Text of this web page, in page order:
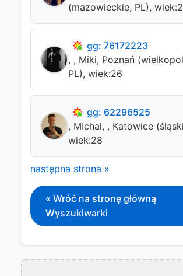
(mazowieckie, PL),
gg: 76172223
, , Miki, Poznań
PL), wiek:26
gg: 62296525
, MIchal, , Katowice
wiek:28
następna strona »
« Wróć na stronę główną
Wyszukiwarki